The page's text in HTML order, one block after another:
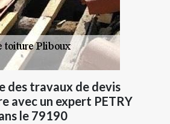
des travaux de devis
avec un expert PETRY
le 79190